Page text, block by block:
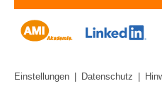
Einstellungen
Datenschutz